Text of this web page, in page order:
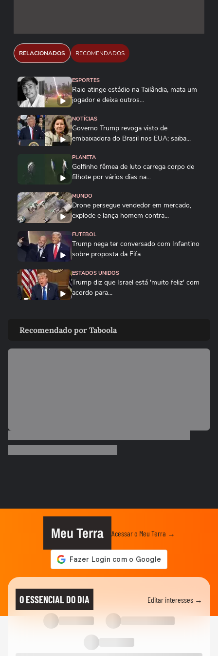
RELACIONADOS RECOMENDADOS
ESPORTES
Raio atinge estádio na Tailândia, mata um
jogador e deixa outros...
NOTÍCIAS
Governo Trump revoga visto de
embaixadora do Brasil nos EUA; saiba...
PLANETA
Golfinho fêmea de luto carrega corpo de
filhote por vários dias na...
MUNDO
Drone persegue vendedor em mercado,
explode e lança homem contra...
FUTEBOL
Trump nega ter conversado com Infantino
sobre proposta da Fifa...
ESTADOS UNIDOS
Trump diz que Israel está 'muito feliz' com
acordo para...
chamas após ataques em Ormuz
AS PRINCIPAIS NOTÍCIAS DA EUROPA
China e EUA: ‘Quero...
Cãozinho é resgatado com vida dos
escombros 29 dias após terremoto...
Vídeo registra explosão em shopping
após terremoto de magnitude...
Vídeo mostra muralhas de castelo
desabando após terremoto de...
Recomendado por Taboola
Meu Terra Acessar o Meu Terra →
O ESSENCIAL DO DIA Editar interesses →